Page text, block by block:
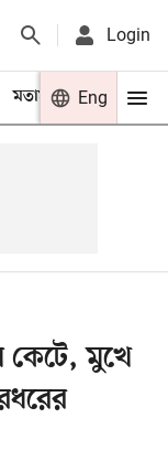
Login
মতামত খেলা
Eng
কেটে, মুখে